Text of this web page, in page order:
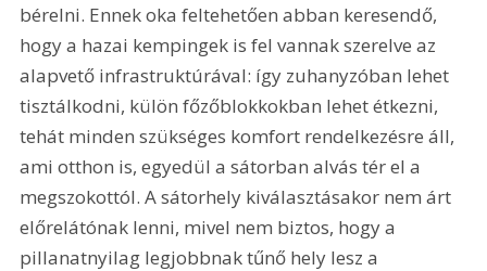
bérelni. Ennek oka feltehetően abban keresendő,
hogy a hazai kempingek is fel vannak szerelve az
alapvető infrastruktúrával: így zuhanyzóban lehet
tisztálkodni, külön főzőblokkokban lehet étkezni,
tehát minden szükséges komfort rendelkezésre áll,
ami otthon is, egyedül a sátorban alvás tér el a
megszokottól. A sátorhely kiválasztásakor nem árt
előrelátónak lenni, mivel nem biztos, hogy a
pillanatnyilag legjobbnak tűnő hely lesz a